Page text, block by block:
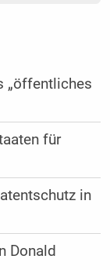
„öffentliches
für
in
Donald